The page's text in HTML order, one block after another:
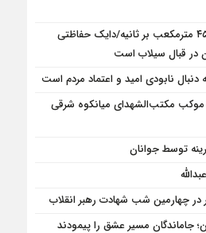
افزایش دبی کشکان به ۴۵۰ مترمکعب بر ثانیه/دایک حفاظتی
در قبال سیلاب است
نابودی امید و اعتماد مردم است
مکتب‌الشهدای میانکوه شرقی
توسط جوانان
در چهارمین شب شهادت رهبر انقلاب
جاماندگان مسیر عشق را پیمودند